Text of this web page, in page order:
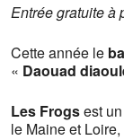
Entrée gratuite à
Cette année le
« Daouad
Les Frogsest
le Maine et